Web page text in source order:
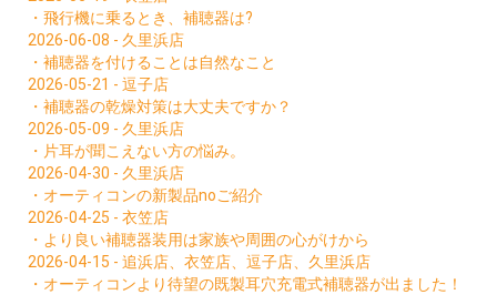
・飛行機に乗るとき、補聴器は?
2026-06-08 - 久里浜店
・補聴器を付けることは自然なこと
2026-05-21 - 逗子店
・補聴器の乾燥対策は大丈夫ですか？
2026-05-09 - 久里浜店
・片耳が聞こえない方の悩み。
2026-04-30 - 久里浜店
・オーティコンの新製品noご紹介
2026-04-25 - 衣笠店
・より良い補聴器装用は家族や周囲の心がけから
2026-04-15 - 追浜店、衣笠店、逗子店、久里浜店
・オーティコンより待望の既製耳穴充電式補聴器が出ました！